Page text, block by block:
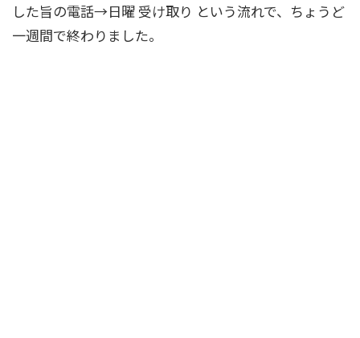
した旨の電話→日曜 受け取り という流れで、ちょうど
一週間で終わりました。